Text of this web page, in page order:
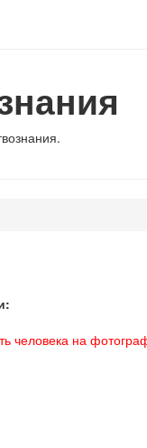
человека на